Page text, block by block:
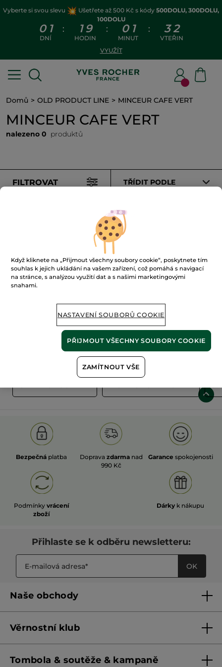
Vyberte si svou slevu Ušetřete až 500 Kč s kódy 500DOLU, 300DOLU,
100DOLU
0 1
DNÍ
: 1 9
HODIN
: 0 1
MINUT
: 3 2
VTEŘIN
VYUŽÍT
Domů OLD PRODUCT LINE MINCEUR CAFE VERT
MINCEUR CAFE VERT
nalezeno 0 produktů
FILTROVAT TŘÍDIT PODLE
100%rostlinné
extrakty
60 hektarů
ekologických polí
Zobrazit více
Bezpečná platba Doprava zdarma nad
990 Kč
Garance spokojenosti
Podmínky vrácení
zboží
Dárky k nákupu
Přihlaste se k odběru newsletteru:
OK
Naše obchody
Franšízing
Věrnostní klub
Pravidla věrnostního klubu od 1. 6. 2026
Tombola & soutěže & kampaně
Když kliknete na „Přijmout všechny soubory cookie“, poskytnete tím
souhlas k jejich ukládání na vašem zařízení, což pomáhá s navigací
na stránce, s analýzou využití dat a s našimi marketingovými
snahami.
NASTAVENÍ SOUBORŮ COOKIE
ZAMÍTNOUT VŠE
PŘIJMOUT VŠECHNY SOUBORY COOKIE